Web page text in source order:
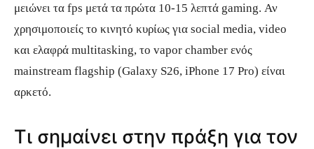
μειώνει τα fps μετά τα πρώτα 10-15 λεπτά gaming. Αν
χρησιμοποιείς το κινητό κυρίως για social media, video
και ελαφρά multitasking, το vapor chamber ενός
mainstream flagship (Galaxy S26, iPhone 17 Pro) είναι
αρκετό.
Τι σημαίνει στην πράξη για τον